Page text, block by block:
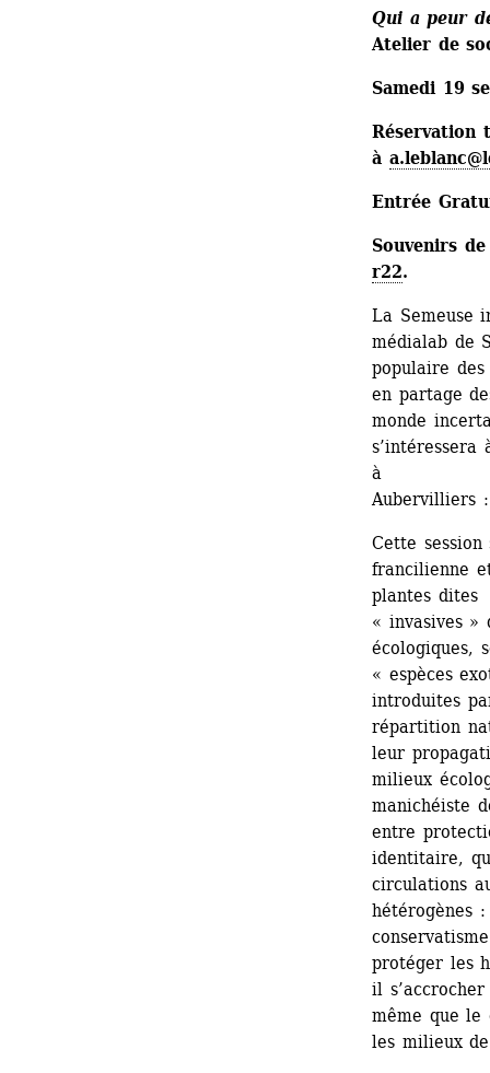
Qui a peur
Atelier de
Samedi 19
Réservation
à
Entrée
Souvenirs
r22.
La Semeuse
médialab de
populaire
en partage
monde
s’intéressera
à
Aubervilliers
Cette
francilienne
plantes dites
« invasives »
écologiques,
« espèces
introduites
répartition
leur
milieux
manichéiste
entre
identitaire,
circulations
hétérogènes
protéger les
il
même que le
les milieux